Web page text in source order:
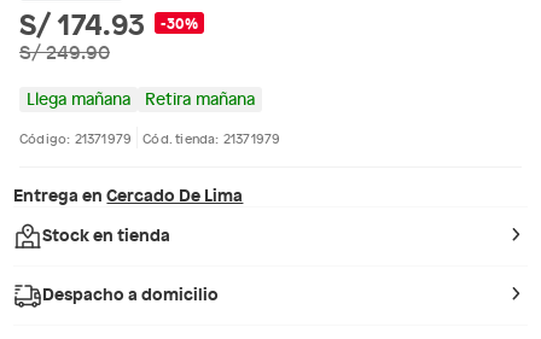
S/ 174.93 -30%
S/ 249.90
Llega mañana Retira mañana
Código: 21371979 Cód. tienda: 21371979
Entrega en Cercado De Lima
Stock en tienda
Despacho a domicilio